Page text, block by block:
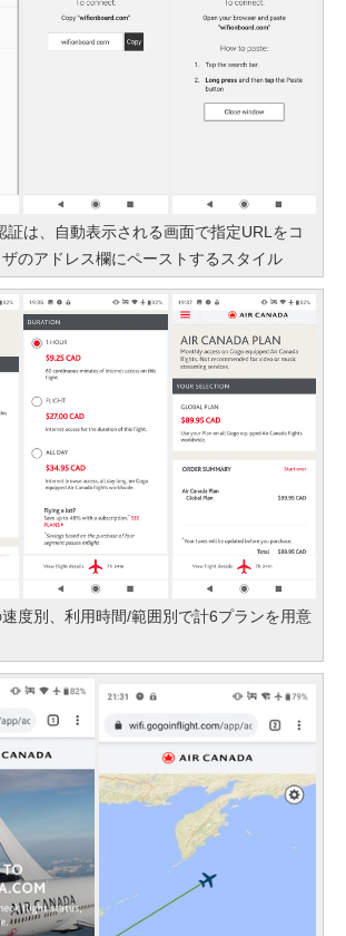
証は、自動表示される画面で指定URLをコ
のアドレス欄にペーストするスタイル
度別、利用時間/範囲別で計6プランを用意